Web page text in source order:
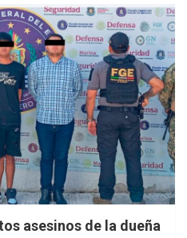
asesinos de la dueña